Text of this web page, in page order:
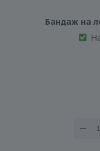
Бандаж на